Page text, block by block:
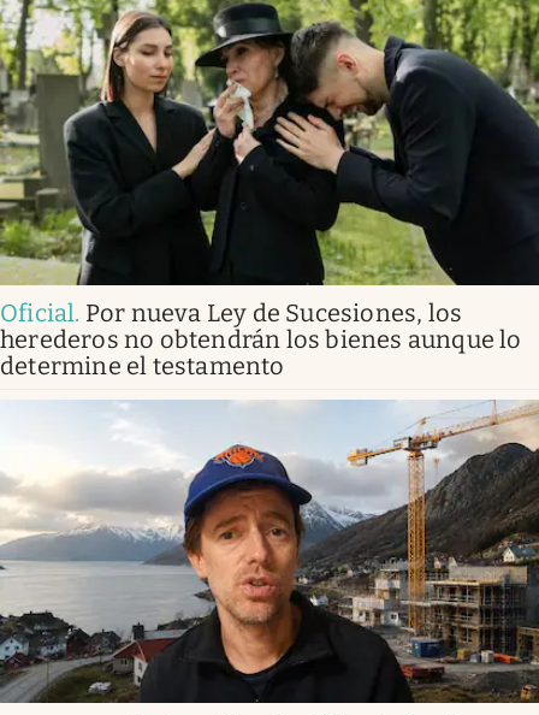
Oficial. Por nueva Ley de Sucesiones, los
herederos no obtendrán los bienes aunque lo
determine el testamento